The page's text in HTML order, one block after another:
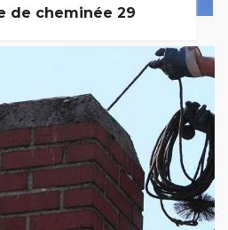
de cheminée 29